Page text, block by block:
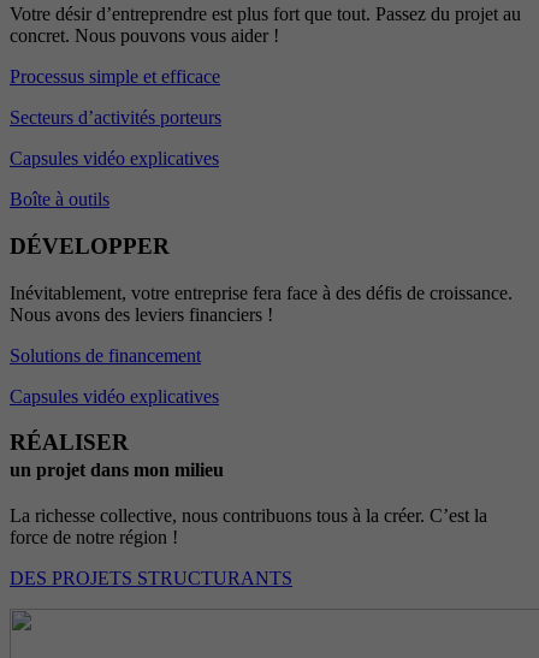
Votre désir d’entreprendre est plus fort que tout. Passez du projet au
concret. Nous pouvons vous aider !
Processus simple et efficace
Secteurs d’activités porteurs
Capsules vidéo explicatives
Boîte à outils
DÉVELOPPER
Inévitablement, votre entreprise fera face à des défis de croissance.
Nous avons des leviers financiers !
Solutions de financement
Capsules vidéo explicatives
RÉALISER
un projet dans mon milieu
La richesse collective, nous contribuons tous à la créer. C’est la
force de notre région !
DES PROJETS STRUCTURANTS